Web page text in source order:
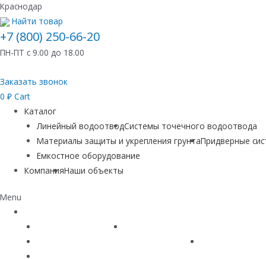
Краснодар
Найти товар
+7 (800) 250-66-20
ПН-ПТ с 9.00 до 18.00
Заказать звонок
0 ₽ Cart
Каталог
Линейный водоотводСистемы точечного водоотвода
Материалы защиты и укрепления грунтаПридверные
Емкостное оборудование
КомпанияНаши объекты
Menu
Линейный водоотвод
Материалы защиты и укрепления грунта